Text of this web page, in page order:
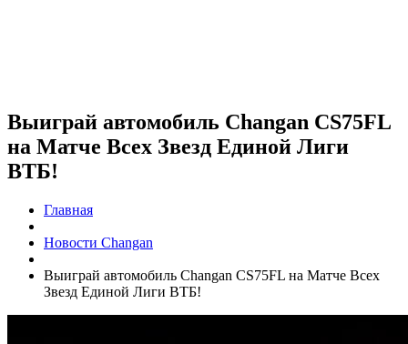
Выиграй автомобиль Changan CS75FL
на Матче Всех Звезд Единой Лиги
ВТБ!
Главная
Новости Changan
Выиграй автомобиль Changan CS75FL на Матче Всех
Звезд Единой Лиги ВТБ!